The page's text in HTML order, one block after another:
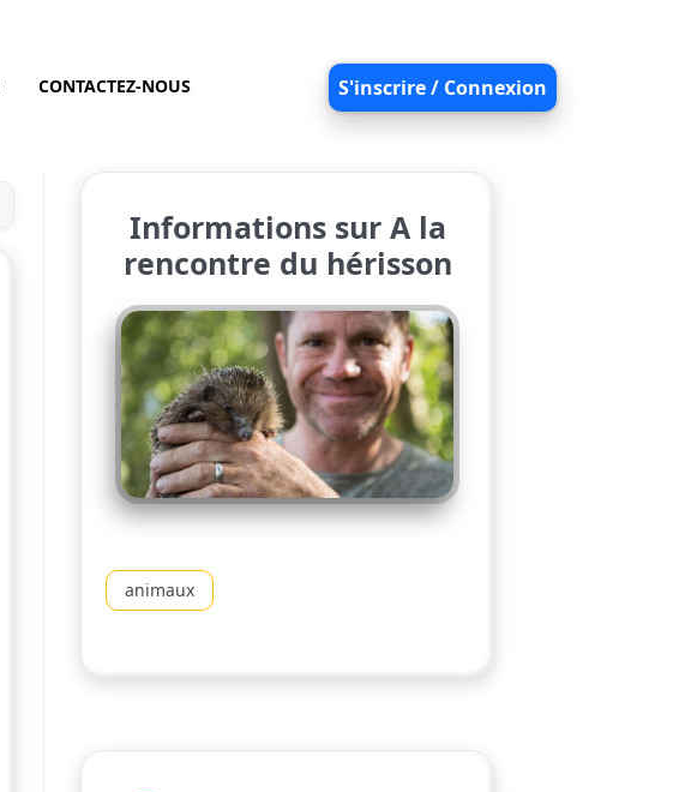
CONTACTEZ-NOUS S'inscrire / Connexion
Informations sur A la
rencontre du hérisson
animaux